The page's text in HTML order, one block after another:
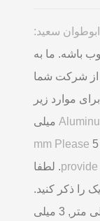
سعید:
باشه. ما به
از شرکت شما
موارد زیر
: 2 میلی
mm Please
. لطفا
را ذکر کنید.
: 2 میلی متر, 3 میلی